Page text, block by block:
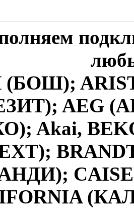
(БОШ);
AEG
Akai,